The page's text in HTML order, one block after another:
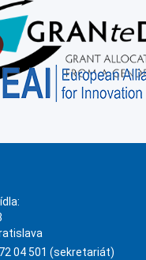
04 501 (sekretariát)